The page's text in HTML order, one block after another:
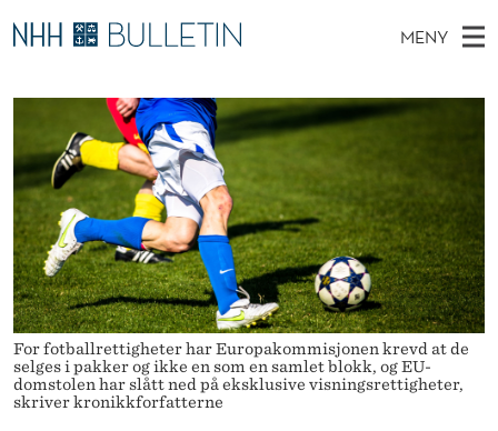
H
O
L
E
R
T
R
Ø
MENY
O
E
D
M
E
N
Y
Ø
E
T
T
S
T
E
D
E
T
Stipendiater og nye forskerprofiler
Disputaser
Ekspertutvalg
Om Bulletin
For fotballrettigheter har Europakommisjonen krevd at de
selges i pakker og ikke en som en samlet blokk, og EU-
domstolen har slått ned på eksklusive visningsrettigheter,
skriver kronikkforfatterne